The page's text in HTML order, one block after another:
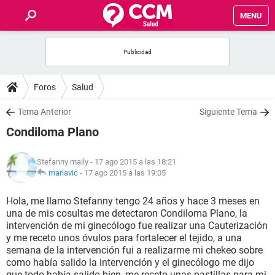
MENU
FOROS
SALUD
NUTRICIÓN
BIENESTAR
SEXUALIDAD
GLOSARIO
Foros Salud
Tema Anterior Siguiente Tema
Condiloma Plano
Stefanny maily - 17 ago 2015 a las 18:21
mariavic - 17 ago 2015 a las 19:05
Hola, me llamo Stefanny tengo 24 años y hace 3 meses en
una de mis cosultas me detectaron Condiloma Plano, la
intervención de mi ginecólogo fue realizar una Cauterización
y me receto unos óvulos para fortalecer el tejido, a una
semana de la intervención fui a realizarme mi chekeo sobre
como había salido la intervención y el ginecólogo me dijo